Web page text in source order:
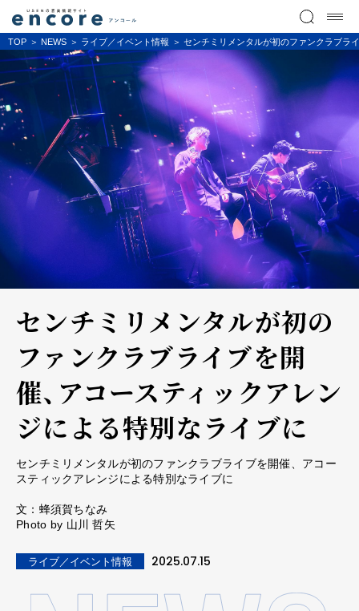
TOP NEWS ライブ／イベント情報 センチミリメンタルが初のファンクラブラ
センチミリメンタルが初の
ファンクラブライブを開
催、アコースティックアレン
ジによる特別なライブに
センチミリメンタルが初のファンクラブライブを開催、アコー
スティックアレンジによる特別なライブに
文：蜂須賀ちなみ
Photo by 山川 哲矢
ライブ／イベント情報 2025.07.15